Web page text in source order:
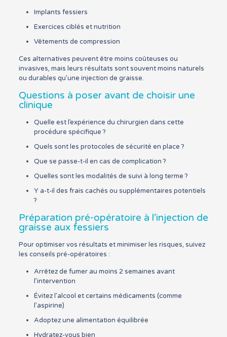
Implants fessiers
Exercices ciblés et nutrition
Vêtements de compression
Ces alternatives peuvent être moins coûteuses ou
invasives, mais leurs résultats sont souvent moins naturels
ou durables qu’une injection de graisse.
Questions à poser avant de choisir une
clinique
Quelle est l’expérience du chirurgien dans cette
procédure spécifique ?
Quels sont les protocoles de sécurité en place ?
Que se passe-t-il en cas de complication ?
Quelles sont les modalités de suivi à long terme ?
Y a-t-il des frais cachés ou supplémentaires potentiels
?
Préparation pré-opératoire à l’injection de
graisse aux fessiers
Pour optimiser vos résultats et minimiser les risques, suivez
les conseils pré-opératoires :
Arrêtez de fumer au moins 2 semaines avant
l’intervention
Évitez l’alcool et certains médicaments (comme
l’aspirine)
Adoptez une alimentation équilibrée
Hydratez-vous bien